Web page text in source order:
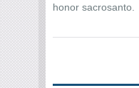
honor sacrosanto.